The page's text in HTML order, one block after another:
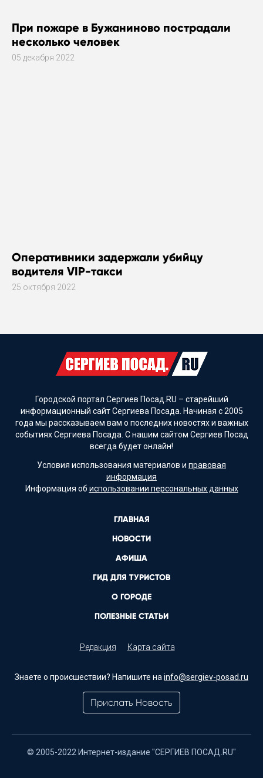
При пожаре в Бужаниново пострадали
несколько человек
05 декабря 2022
Оперативники задержали убийцу
водителя VIP-такси
25 октября 2022
Городской портал Сергиев Посад.RU – старейший
информационный сайт Сергиева Посада. Начиная с 2005
года мы рассказываем вам о последних новостях и важных
событиях Сергиева Посада. С нашим сайтом Сергиев Посад
всегда будет онлайн!
Условия использования материалов и правовая
информация
Информация об использовании персональных данных
ГЛАВНАЯ
НОВОСТИ
АФИША
ГИД ДЛЯ ТУРИСТОВ
О ГОРОДЕ
ПОЛЕЗНЫЕ СТАТЬИ
Редакция Карта сайта
Знаете о происшествии? Напишите на info@sergiev-posad.ru
Прислать Новость
© 2005-2022 Интернет-издание "СЕРГИЕВ ПОСАД.RU"